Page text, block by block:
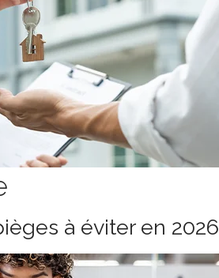
à éviter en 2026